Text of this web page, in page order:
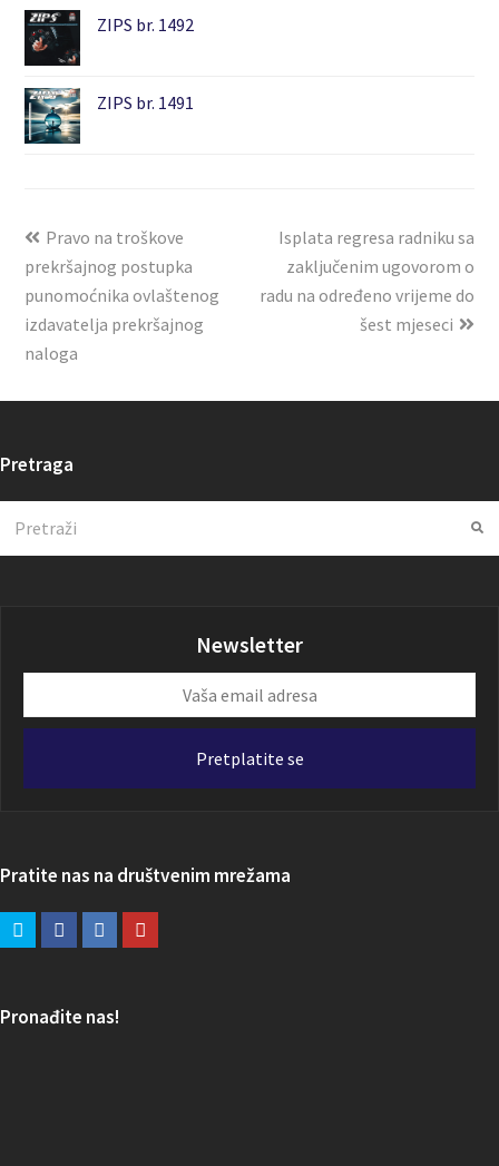
ZIPS br. 1492
ZIPS br. 1491
Pravo na troškove
prekršajnog postupka
punomoćnika ovlaštenog
izdavatelja prekršajnog
naloga
Isplata regresa radniku sa
zaključenim ugovorom o
radu na određeno vrijeme do
šest mjeseci
Pretraga
Newsletter
email
Pretplatite se
Pratite nas na društvenim mrežama
Pronađite nas!